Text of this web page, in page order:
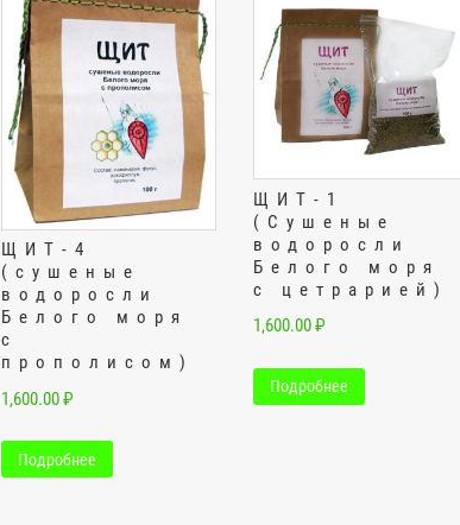
ЩИТ-4
(сушеные
водоросли
Белого моря
с
прополисом)
1,600.00₽
Подробнее
ЩИТ-1
(Сушеные
водоросли
Белого моря
с цетрарией)
1,600.00₽
Подробнее